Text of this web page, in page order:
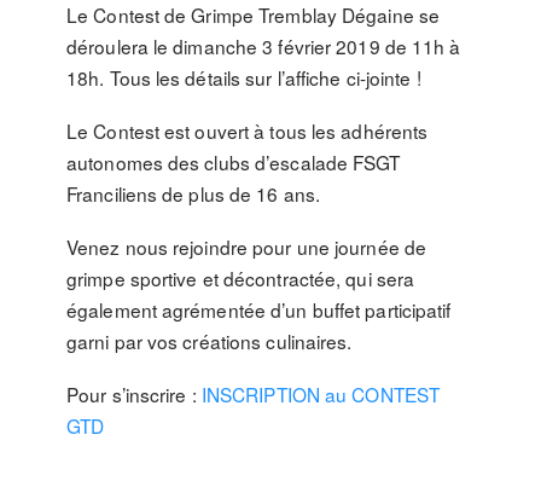
Le Contest de Grimpe Tremblay Dégaine se
déroulera le dimanche 3 février 2019 de 11h à
18h. Tous les détails sur l’affiche ci-jointe !
Le Contest est ouvert à tous les adhérents
autonomes des clubs d’escalade FSGT
Franciliens de plus de 16 ans.
Venez nous rejoindre pour une journée de
grimpe sportive et décontractée, qui sera
également agrémentée d’un buffet participatif
garni par vos créations culinaires.
Pour s’inscrire : INSCRIPTION au CONTEST
GTD